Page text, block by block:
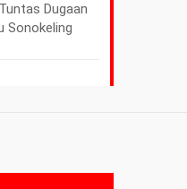
Dugaan
Sonokeling